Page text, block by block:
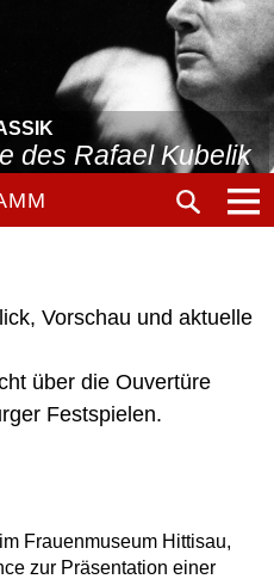
des Rafael Kubelik
Vorschau und aktuelle
über die Ouvertüre
Festspielen.
Frauenmuseum Hittisau,
zur Präsentation einer